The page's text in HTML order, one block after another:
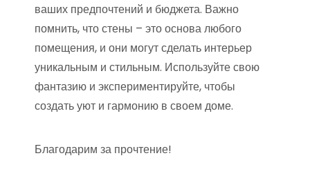
ваших предпочтений и бюджета. Важно
помнить, что стены – это основа любого
помещения, и они могут сделать интерьер
уникальным и стильным. Используйте свою
фантазию и экспериментируйте, чтобы
создать уют и гармонию в своем доме.
Благодарим за прочтение!